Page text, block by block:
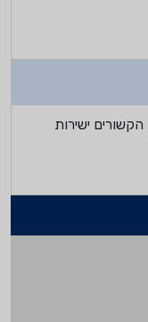
ישירות